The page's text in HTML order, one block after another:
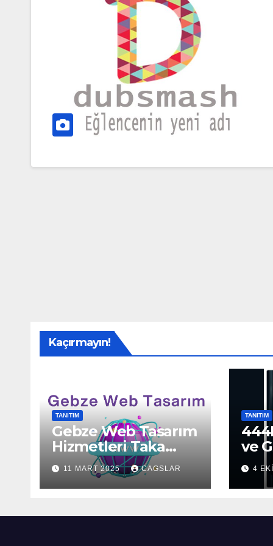
Kaçırmayın!
TANITIM
Gebze Web Tasarım
Hizmetleri Taka
Bilişim’de!
11 MART 2025 CAGSLAR
TANITIM
ve
4